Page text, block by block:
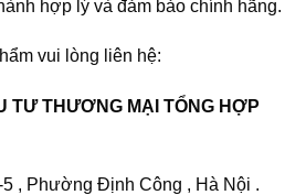
hợp lý và đảm bảo chính hãng.
vui lòng liên hệ:
TƯ THƯƠNG MẠI TỔNG HỢP
5 , Phường Định Công , Hà Nội .